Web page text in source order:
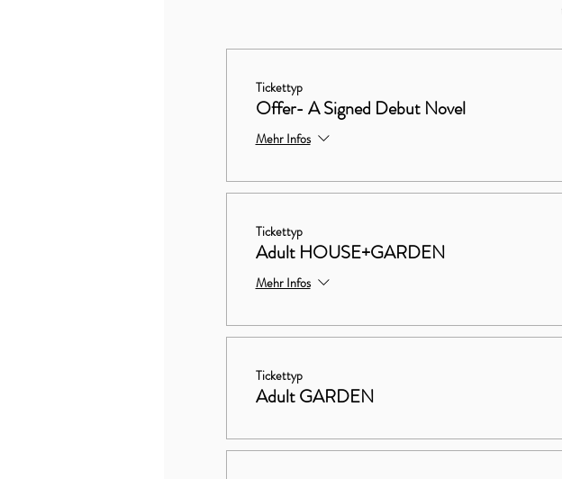
Tickettyp
Offer- A Signed Debut Novel
Mehr Infos
Tickettyp
Adult HOUSE+GARDEN
Mehr Infos
Tickettyp
Adult GARDEN